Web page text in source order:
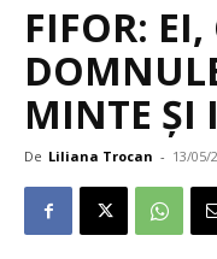
FIFOR:
MINTE ȘI
De Liliana Trocan - 13/05/